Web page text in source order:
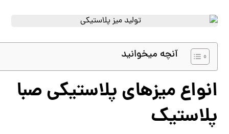
آنچه میخوانید
انواع میزهای پلاستیکی صبا
پلاستیک